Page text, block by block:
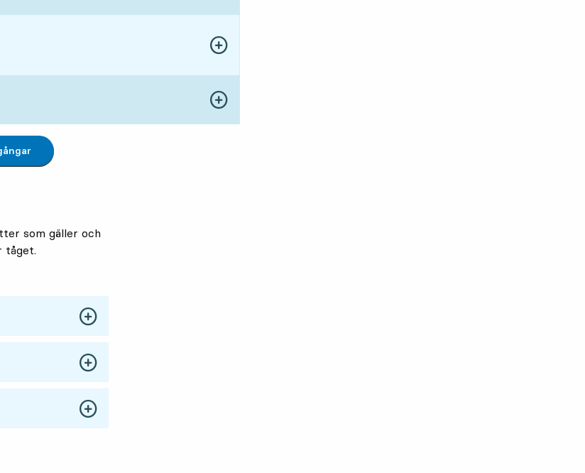
Visa fler detaljer
Visa fler detaljer
som gäller och
tåget.